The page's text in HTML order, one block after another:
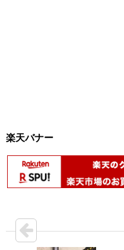
楽天バナー